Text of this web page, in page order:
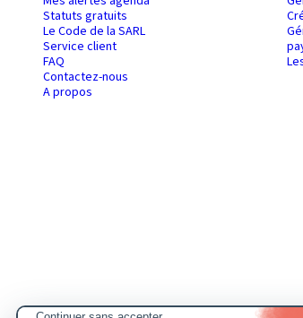
Statuts gratuits
Le Code de la SARL
Service client
FAQ
Contactez-nous
A propos